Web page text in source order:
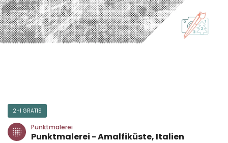
2+1 GRATIS
Punktmalerei
Punktmalerei - Amalfiküste, Italien